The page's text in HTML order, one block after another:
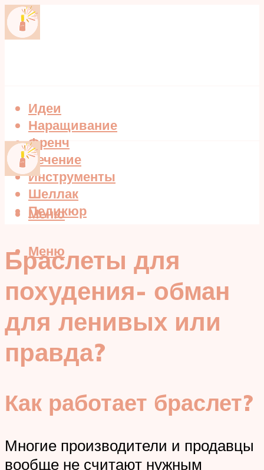
Идеи
Наращивание
Френч
Лечение
Инструменты
Шеллак
Педикюр
Меню
Меню
Браслеты для
похудения- обман
для ленивых или
правда?
Как работает браслет?
Многие производители и продавцы
вообще не считают нужным